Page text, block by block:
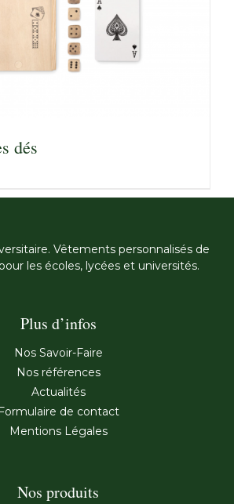
dés
Vêtements personnalisés de
les écoles, lycées et universités.
Plus d’infos
Nos Savoir-Faire
Nos références
Actualités
Formulaire de contact
Mentions Légales
Nos produits